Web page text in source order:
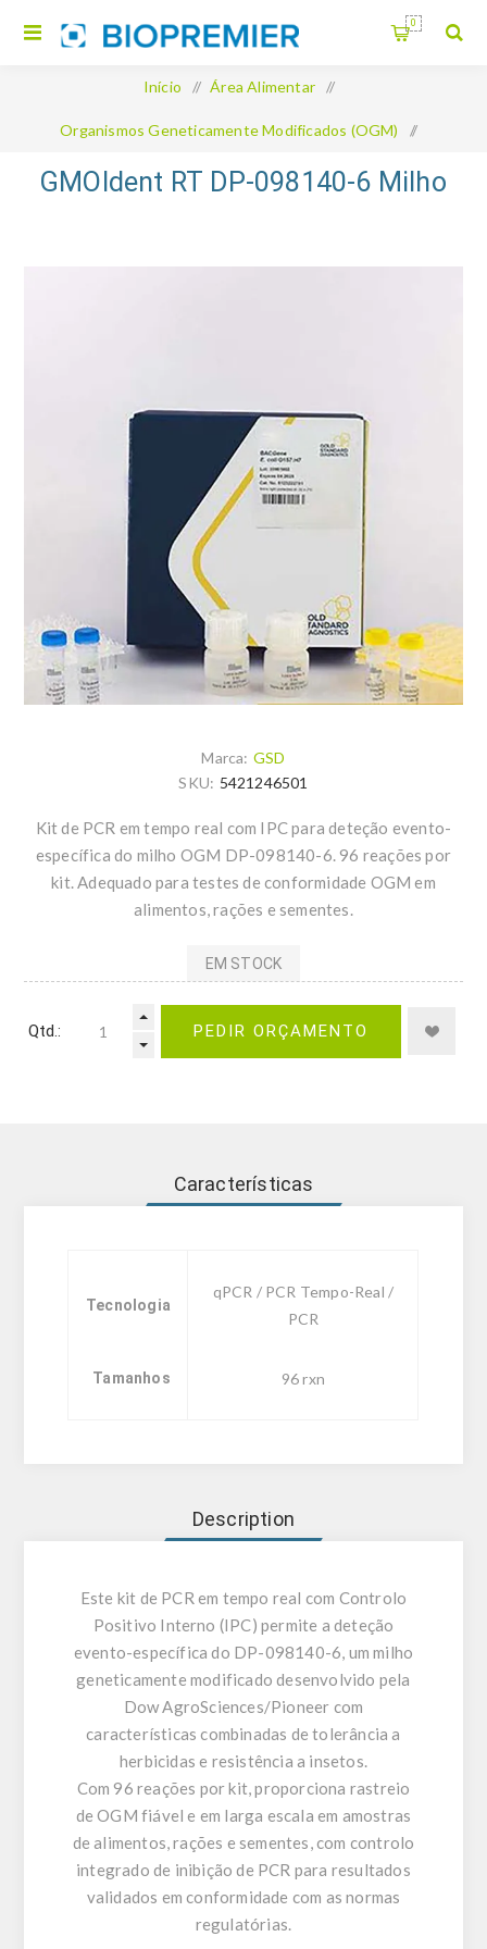
0
Início / Área Alimentar /
Organismos Geneticamente Modificados (OGM) /
GMOIdent RT DP-098140-6 Milho
GMOIdent RT DP-098140-6 Milho
Marca: GSD
SKU: 5421246501
Kit de PCR em tempo real com IPC para deteção evento-
específica do milho OGM DP-098140-6. 96 reações por
kit. Adequado para testes de conformidade OGM em
alimentos, rações e sementes.
EM STOCK
Qtd.: PEDIR ORÇAMENTO
Características
Tecnologia
qPCR / PCR Tempo-Real /
PCR
Tamanhos 96 rxn
Description
Este kit de PCR em tempo real com Controlo
Positivo Interno (IPC) permite a deteção
evento-específica do DP-098140-6, um milho
geneticamente modificado desenvolvido pela
Dow AgroSciences/Pioneer com
características combinadas de tolerância a
herbicidas e resistência a insetos.
Com 96 reações por kit, proporciona rastreio
de OGM fiável e em larga escala em amostras
de alimentos, rações e sementes, com controlo
integrado de inibição de PCR para resultados
validados em conformidade com as normas
regulatórias.